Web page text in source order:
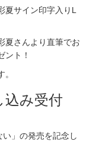
夏サイン印字⼊りL
夏さんより直筆でお
ント！
込み受付
」の発売を記念し